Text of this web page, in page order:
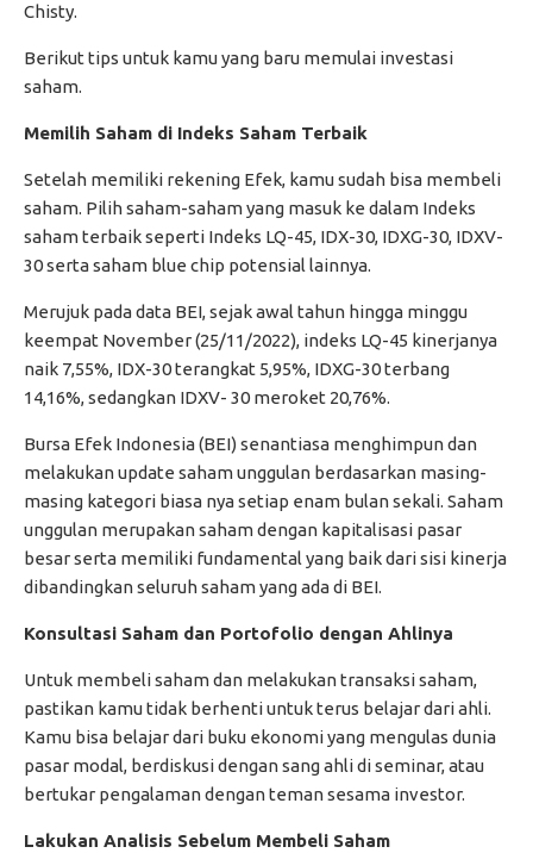
Chisty.
Berikut tips untuk kamu yang baru memulai investasi
saham.
Memilih Saham di Indeks Saham Terbaik
Setelah memiliki rekening Efek, kamu sudah bisa membeli
saham. Pilih saham-saham yang masuk ke dalam Indeks
saham terbaik seperti Indeks LQ-45, IDX-30, IDXG-30, IDXV-
30 serta saham blue chip potensial lainnya.
Merujuk pada data BEI, sejak awal tahun hingga minggu
keempat November (25/11/2022), indeks LQ-45 kinerjanya
naik 7,55%, IDX-30 terangkat 5,95%, IDXG-30 terbang
14,16%, sedangkan IDXV- 30 meroket 20,76%.
Bursa Efek Indonesia (BEI) senantiasa menghimpun dan
melakukan update saham unggulan berdasarkan masing-
masing kategori biasa nya setiap enam bulan sekali. Saham
unggulan merupakan saham dengan kapitalisasi pasar
besar serta memiliki fundamental yang baik dari sisi kinerja
dibandingkan seluruh saham yang ada di BEI.
Konsultasi Saham dan Portofolio dengan Ahlinya
Untuk membeli saham dan melakukan transaksi saham,
pastikan kamu tidak berhenti untuk terus belajar dari ahli.
Kamu bisa belajar dari buku ekonomi yang mengulas dunia
pasar modal, berdiskusi dengan sang ahli di seminar, atau
bertukar pengalaman dengan teman sesama investor.
Lakukan Analisis Sebelum Membeli Saham